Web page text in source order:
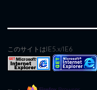
このサイトはIE5.x/IE6